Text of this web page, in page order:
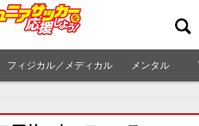
フィジカル／メディカル メンタル